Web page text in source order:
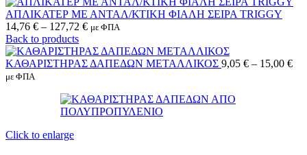
ΑΠΛΙΚΑΤΕΡ ΜΕ ΑΝΤΑΛ/ΚΤΙΚΗ ΦΙΑΛΗ ΣΕΙΡΑ TRIGGY
14,76 € – 127,72 € με ΦΠΑ
Back to products
ΚΑΘΑΡΙΣΤΗΡΑΣ ΔΑΠΕΔΩΝ ΜΕΤΑΛΛΙΚΟΣ 9,05 € – 15,00 €
με ΦΠΑ
Click to enlarge